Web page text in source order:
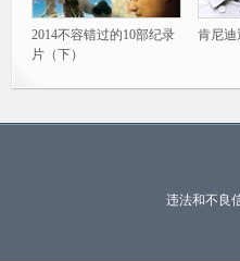
2014不容错过的10部纪录
片（下）
肯尼迪
违法和不良